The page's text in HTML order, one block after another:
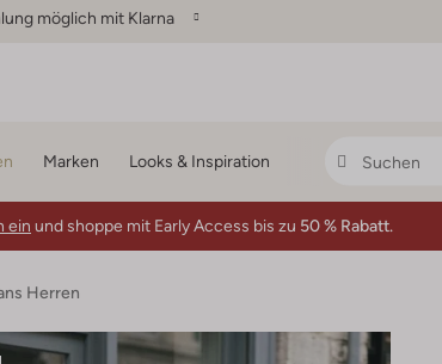
möglich mit Klarna
Marken Looks & Inspiration
ein und shoppe mit Early Access bis zu 50 % Rabatt.
Herren